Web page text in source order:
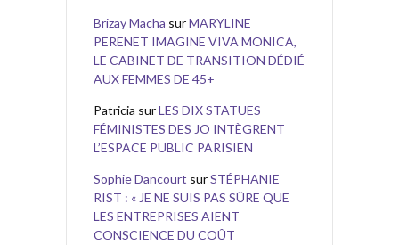
Brizay Macha surMARYLINE
PERENET IMAGINE VIVA MONICA,
LE CABINET DE TRANSITION DÉDIÉ
AUX FEMMES DE 45+
Patricia surLES DIX STATUES
FÉMINISTES DES JO INTÈGRENT
L’ESPACE PUBLIC PARISIEN
Sophie Dancourt surSTÉPHANIE
RIST : « JE NE SUIS PAS SÛRE QUE
LES ENTREPRISES AIENT
CONSCIENCE DU COÛT